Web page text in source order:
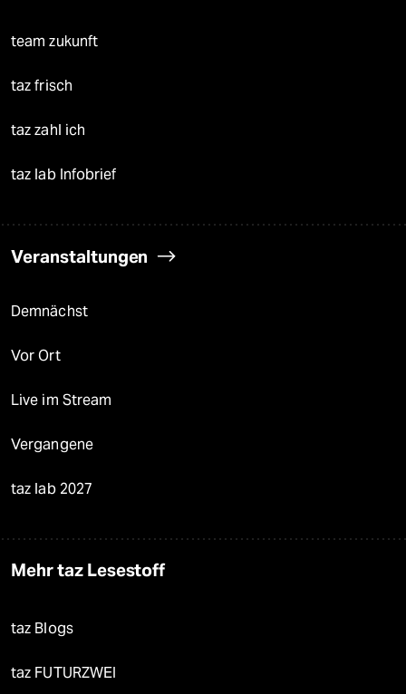
team zukunft
taz frisch
taz zahl ich
taz lab Infobrief
Veranstaltungen
Demnächst
Vor Ort
Live im Stream
Vergangene
taz lab 2027
Mehr taz Lesestoff
taz Blogs
taz FUTURZWEI